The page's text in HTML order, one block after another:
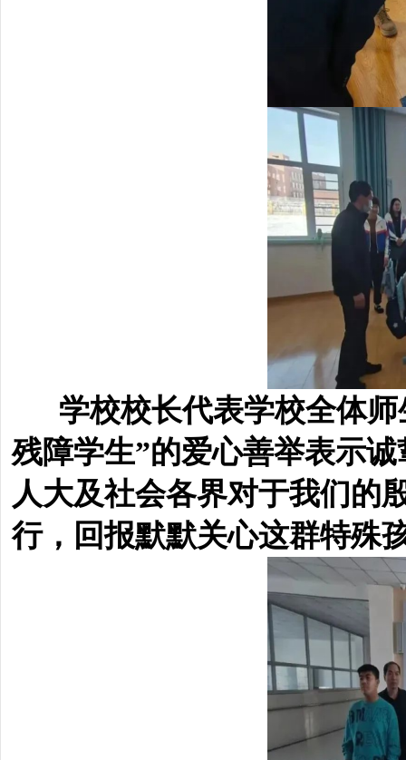
学校校长代表学校全体
残障学生”的爱心善举表示
人大及社会各界对于我们的
行，回报默默关心这群特殊